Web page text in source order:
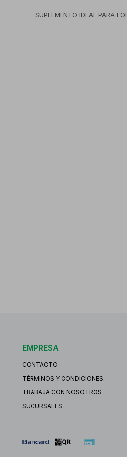
SUPLEMENTO IDEAL PARA
EMPRESA
CONTACTO
TÉRMINOS Y CONDICIONES
TRABAJA CON NOSOTROS
SUCURSALES